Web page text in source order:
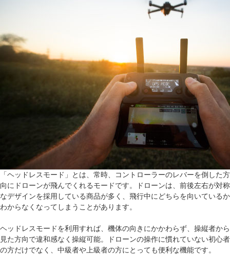
「ヘッドレスモード」とは、常時、コントローラーのレバーを倒した方
向にドローンが飛んでくれるモードです。ドローンは、前後左右が対称
なデザインを採用している商品が多く、飛行中にどちらを向いているか
わからなくなってしまうことがあります。
ヘッドレスモードを利用すれば、機体の向きにかかわらず、操縦者から
見た方向で違和感なく操縦可能。ドローンの操作に慣れていない初心者
の方だけでなく、中級者や上級者の方にとっても便利な機能です。